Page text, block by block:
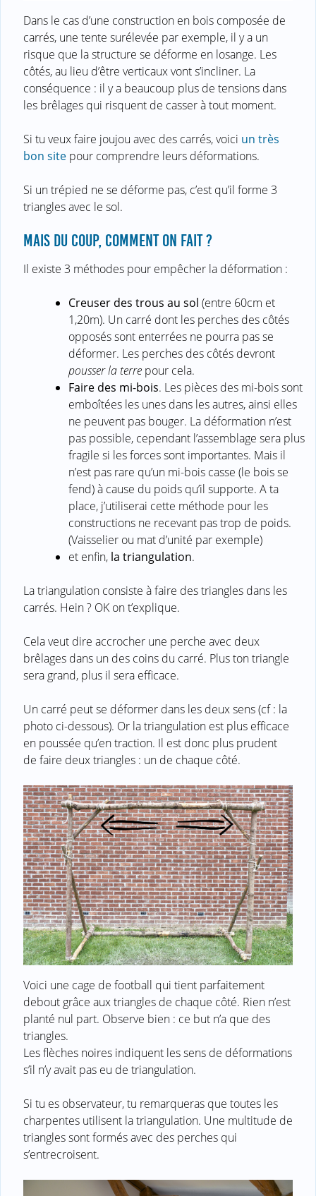
Dans le cas d’une construction en bois composée de
carrés, une tente surélevée par exemple, il y a un
risque que la structure se déforme en losange. Les
côtés, au lieu d’être verticaux vont s’incliner. La
conséquence : il y a beaucoup plus de tensions dans
les brêlages qui risquent de casser à tout moment.
Si tu veux faire joujou avec des carrés, voici un très
bon site pour comprendre leurs déformations.
Si un trépied ne se déforme pas, c’est qu’il forme 3
triangles avec le sol.
MAIS DU COUP, COMMENT ON FAIT ?
Il existe 3 méthodes pour empêcher la déformation :
Creuser des trous au sol (entre 60cm et
1,20m). Un carré dont les perches des côtés
opposés sont enterrées ne pourra pas se
déformer. Les perches des côtés devront
pousser la terre pour cela.
Faire des mi-bois. Les pièces des mi-bois sont
emboîtées les unes dans les autres, ainsi elles
ne peuvent pas bouger. La déformation n’est
pas possible, cependant l’assemblage sera plus
fragile si les forces sont importantes. Mais il
n’est pas rare qu’un mi-bois casse (le bois se
fend) à cause du poids qu’il supporte. A ta
place, j’utiliserai cette méthode pour les
constructions ne recevant pas trop de poids.
(Vaisselier ou mat d’unité par exemple)
et enfin, la triangulation.
La triangulation consiste à faire des triangles dans les
carrés. Hein ? OK on t’explique.
Cela veut dire accrocher une perche avec deux
brêlages dans un des coins du carré. Plus ton triangle
sera grand, plus il sera efficace.
Un carré peut se déformer dans les deux sens (cf : la
photo ci-dessous). Or la triangulation est plus efficace
en poussée qu’en traction. Il est donc plus prudent
de faire deux triangles : un de chaque côté.
Voici une cage de football qui tient parfaitement
debout grâce aux triangles de chaque côté. Rien n’est
planté nul part. Observe bien : ce but n’a que des
triangles.
Les flèches noires indiquent les sens de déformations
s’il n’y avait pas eu de triangulation.
Si tu es observateur, tu remarqueras que toutes les
charpentes utilisent la triangulation. Une multitude de
triangles sont formés avec des perches qui
s’entrecroisent.